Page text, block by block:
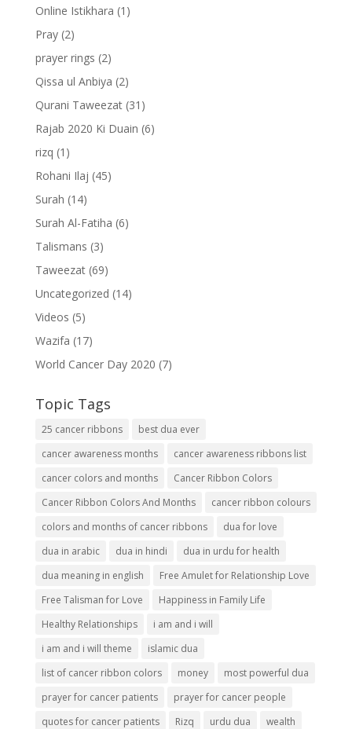
Online Istikhara (1)
Pray(2)
prayer rings (2)
Qissa ul Anbiya (2)
Qurani Taweezat(31)
Rajab 2020 Ki Duain (6)
rizq (1)
Rohani Ilaj (45)
Surah (14)
Surah Al-Fatiha (6)
Talismans (3)
Taweezat(69)
Uncategorized (14)
Videos (5)
Wazifa (17)
World Cancer Day 2020 (7)
Topic Tags
25 cancer ribbons
best dua ever
cancer awareness months
cancer awareness ribbons list
cancer colors and months
Cancer Ribbon Colors
Cancer Ribbon Colors And Months
cancer ribbon colours
colors and months of cancer ribbons
dua for love
dua in arabic
dua in hindi
dua in urdu for health
dua meaning in english
Free Amulet for Relationship Love
Free Talisman for Love
Happiness in Family Life
Healthy Relationships
i am and i will
i am and i will theme
islamic dua
list of cancer ribbon colors
money
most powerful dua
prayer for cancer patients
prayer for cancer people
quotes for cancer patients
Rizq urdu dua
wealth